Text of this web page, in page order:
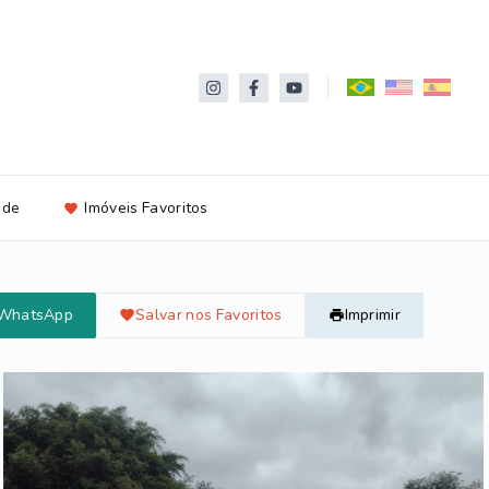
Imóveis Favoritos
Salvar nos Favoritos Imprimir